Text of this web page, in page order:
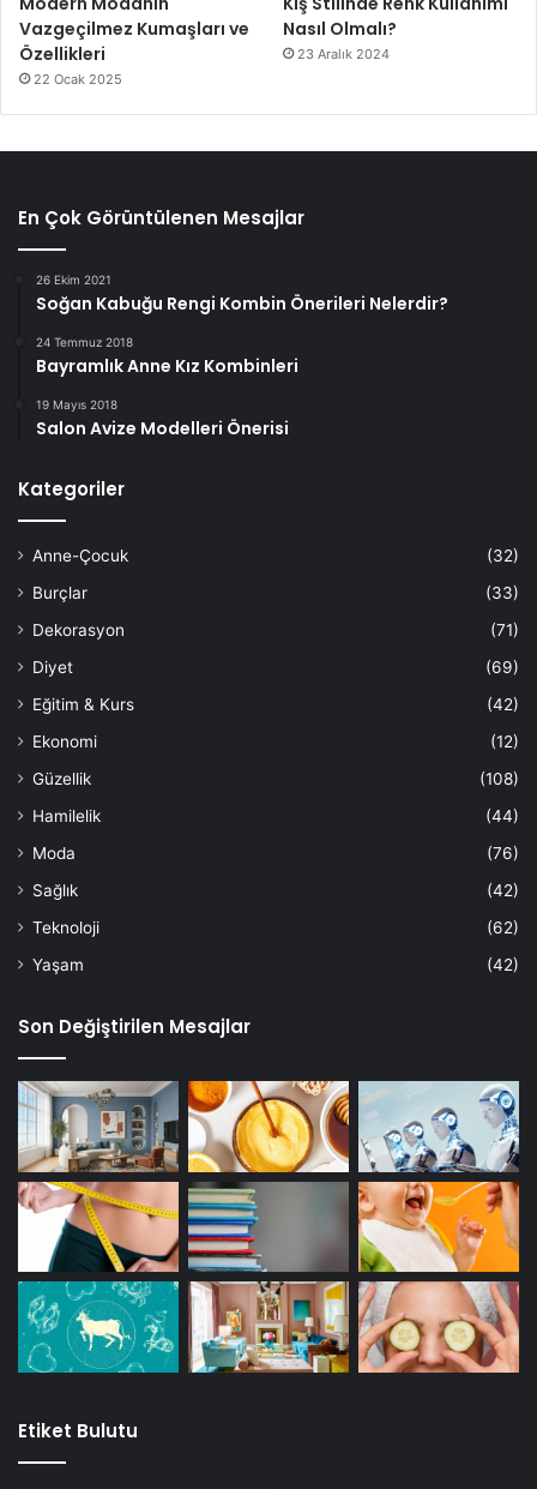
Vazgeçilmez Kumaşları ve
Özellikleri
22 Ocak 2025
Nasıl Olmalı?
23 Aralık 2024
En Çok Görüntülenen Mesajlar
26 Ekim 2021
Soğan Kabuğu Rengi Kombin Önerileri Nelerdir?
24 Temmuz 2018
Bayramlık Anne Kız Kombinleri
19 Mayıs 2018
Salon Avize Modelleri Önerisi
Kategoriler
Anne-Çocuk
(32)
Burçlar
(33)
Dekorasyon
(71)
Diyet
(69)
Eğitim & Kurs
(42)
Ekonomi
(12)
Güzellik
(108)
Hamilelik
(44)
Moda
(76)
Sağlık
(42)
Teknoloji
(62)
Yaşam
(42)
Son Değiştirilen Mesajlar
Etiket Bulutu